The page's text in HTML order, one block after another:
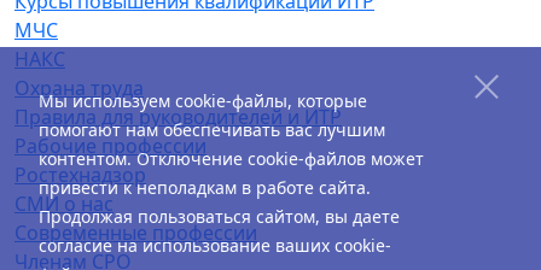
МЧС
НАКС
Охрана труда
Правила для руководителей и ИТР
Рабочие профессии
Ростехнадзор
СМИ о нас
Современные профессии
Членам СРО
Мы используем cookie-файлы, которые
помогают нам обеспечивать вас лучшим
контентом. Отключение cookie-файлов может
привести к неполадкам в работе сайта.
Продолжая пользоваться сайтом, вы даете
согласие на использование ваших cookie-